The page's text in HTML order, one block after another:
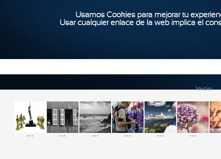
Usamos Cookies para mejorar tu
Usar cualquier enlace de la web implica el
Inicio
... ... ... ... ... ...